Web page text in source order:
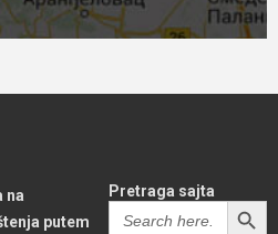
na
putem
Pretraga sajta
Search
for:
SEARCH